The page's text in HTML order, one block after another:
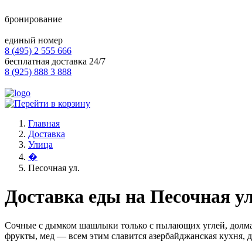
бронирование
единый номер
8 (495) 2 555 666
бесплатная доставка 24/7
8 (925) 888 3 888
Главная
Доставка
Улица
�
Песочная ул.
Доставка еды на Песочная
Сочные с дымком шашлыки только с пылающих углей,
фрукты, мед — всем этим славится азербайджанская кухня,